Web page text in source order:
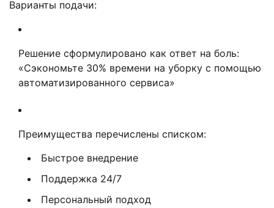
Варианты подачи:
Решение сформулировано как ответ на боль:
«Сэкономьте 30% времени на уборку c помощью
автоматизированного сервиса»
Преимущества перечислены списком:
Быстрое внедрение
Поддержка 24/7
Персональный подход